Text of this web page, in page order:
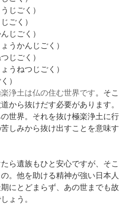
じごく）
ごく）
じごく）
うかんじごく）
じごく）
うねつじごく）
）
浄土は仏の住む世界です。そこ
から抜けだす必要があります。
世界。それを抜け極楽浄土に行
しみから抜け出すことを意味す
ら遺族もひと安心ですが、そこ
。他を助ける精神が強い日本人
にとどまらず、あの世までも故
ょう。